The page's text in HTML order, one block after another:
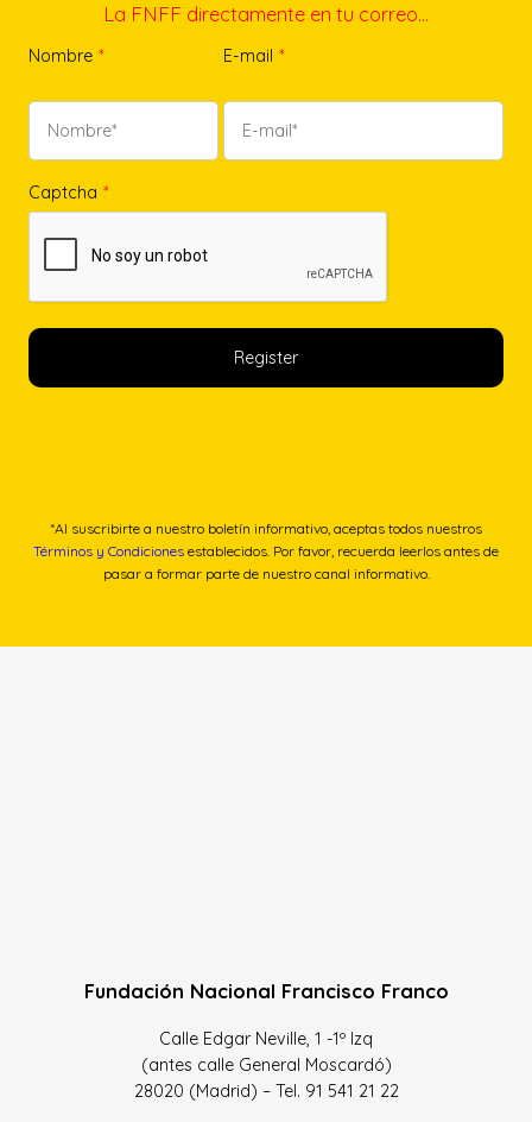
La FNFF directamente en tu correo…
Nombre * E-mail *
Captcha *
*Al suscribirte a nuestro boletín informativo, aceptas todos nuestros
Términos y Condiciones establecidos. Por favor, recuerda leerlos antes de
pasar a formar parte de nuestro canal informativo.
Fundación Nacional Francisco Franco
Calle Edgar Neville, 1 -1º Izq
(antes calle General Moscardó)
28020 (Madrid) – Tel. 91 541 21 22